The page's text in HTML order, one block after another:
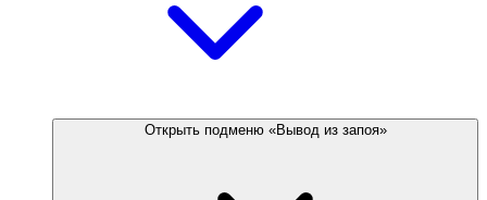
Открыть подменю «Вывод из запоя»